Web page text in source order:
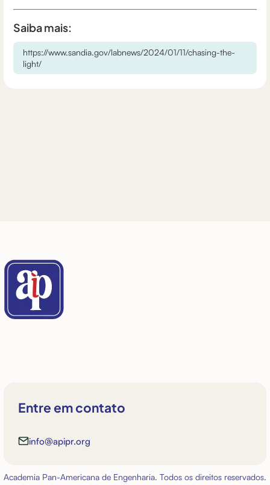
Saiba mais:
https://www.sandia.gov/labnews/2024/01/11/chasing-the-
light/
Entre em contato
info@apipr.org
Academia Pan-Americana de Engenharia. Todos os direitos reservados.